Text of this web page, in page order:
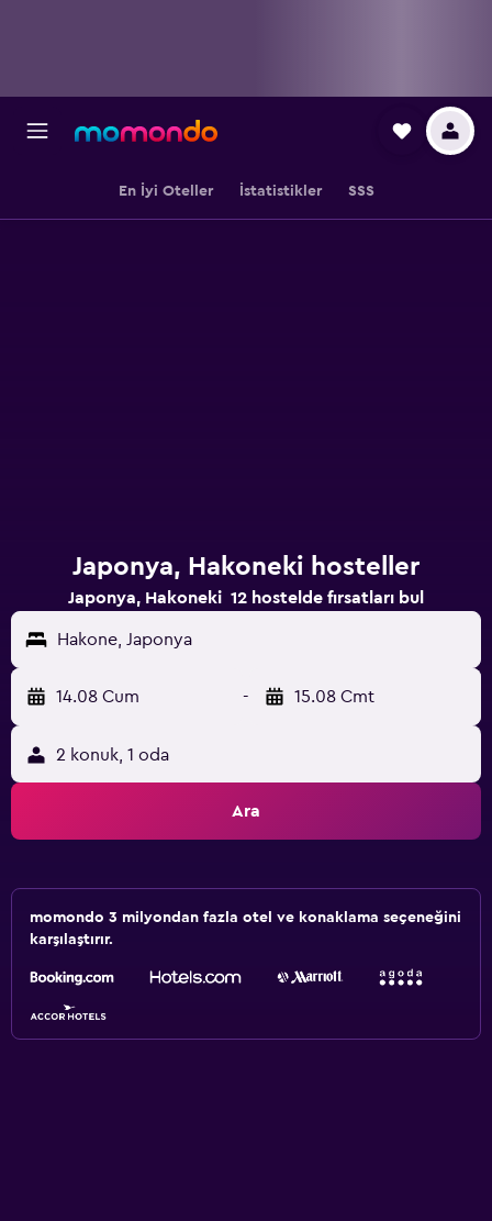
En İyi Oteller İstatistikler SSS
Japonya, Hakoneki hosteller
Japonya, Hakoneki 12 hostelde fırsatları bul
Hakone, Japonya
14.08 Cum - 15.08 Cmt
2 konuk, 1 oda
Ara
momondo 3 milyondan fazla otel ve konaklama seçeneğini
karşılaştırır.